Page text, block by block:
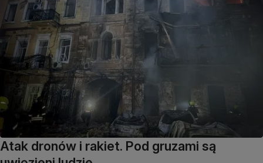
Atak dronów i rakiet. Pod gruzami są